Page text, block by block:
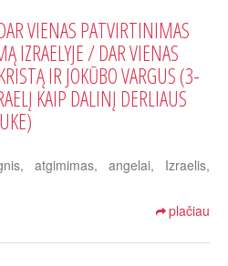
VIENAS PATVIRTINIMAS
IZRAELYJE / DAR VIENAS
IR JOKŪBO VARGUS (3-
KAIP DALINĮ DERLIAUS
atgimimas, angelai, Izraelis,
plačiau